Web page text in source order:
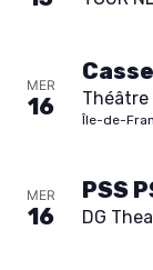
MER
16 Théâtre
Île-de-
MER
16
PSS
DG